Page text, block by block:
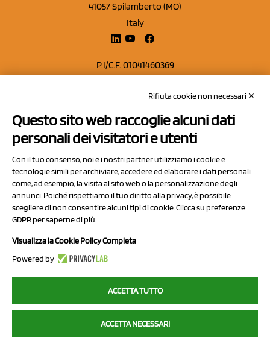
41057 Spilamberto (MO)
Italy
P.I/C.F. 01041460369
Capitale sociale Euro 50.000,00 i.v.
Contatti
Privacy Policy
Cookie Policy
Chi Siamo
2023 NCX Drahorad srl - All rights reserved
myfruit.it è parte del network diNCX DRAHORAD
NCX Drahorad - Via Provinciale Vignola-Sassuolo 315/1 - 41057
Rifiuta cookie non necessari ✕
Questo sito web raccoglie alcuni dati
personali dei visitatori e utenti
Con il tuo consenso, noi e i nostri partner utilizziamo i cookie e
tecnologie simili per archiviare, accedere ed elaborare i dati personali
come, ad esempio, la visita al sito web o la personalizzazione degli
annunci. Poiché rispettiamo il tuo diritto alla privacy, è possibile
scegliere di non consentire alcuni tipi di cookie. Clicca su preferenze
GDPR per saperne di più.
Visualizza la Cookie Policy Completa
Powered by
ACCETTA TUTTO
ACCETTA NECESSARI